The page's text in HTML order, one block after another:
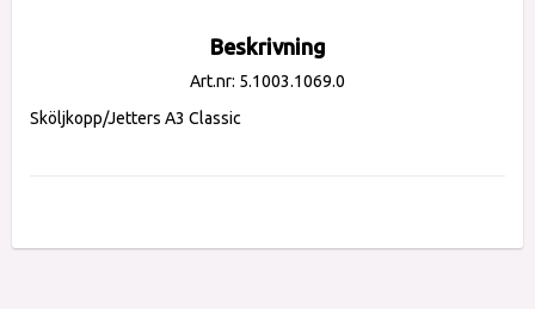
Beskrivning
Art.nr: 5.1003.1069.0
Sköljkopp/Jetters A3 Classic